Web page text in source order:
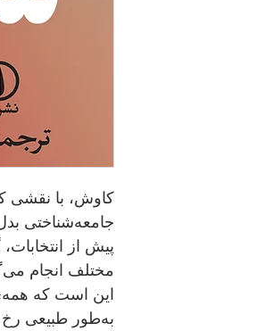
کاوش، با نقشی
جامعه‌شناختی
پیش از
مختلف انجام
این است که
به‌طور طبیعی رخ